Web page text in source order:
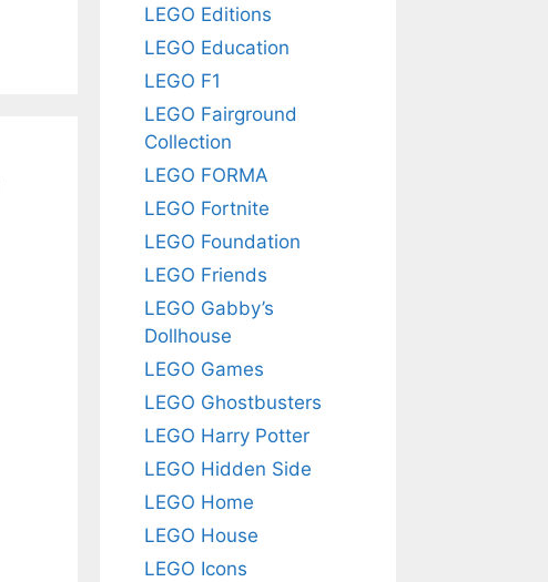
LEGO Editions
LEGO Education
LEGO F1
LEGO Fairground
Collection
LEGO FORMA
LEGO Fortnite
LEGO Foundation
LEGO Friends
LEGO Gabby’s
Dollhouse
LEGO Games
LEGO Ghostbusters
LEGO Harry Potter
LEGO Hidden Side
LEGO Home
LEGO House
LEGO Icons